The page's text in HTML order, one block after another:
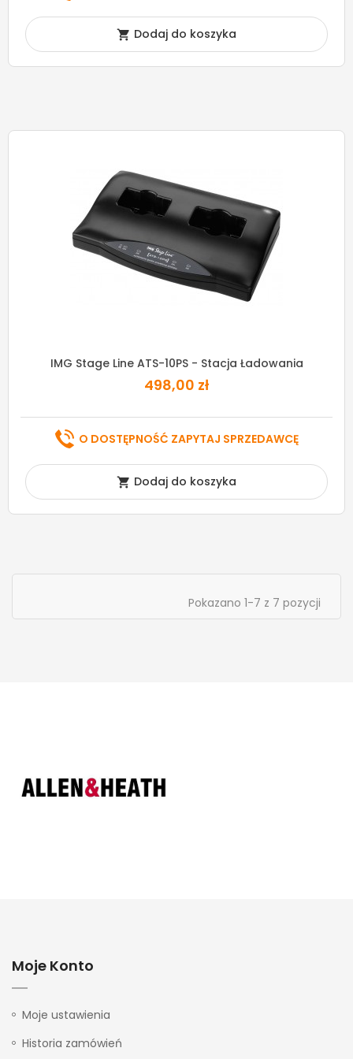
 Dodaj do koszyka
IMG Stage Line ATS-10PS - Stacja Ładowania
498,00 zł
O DOSTĘPNOŚĆ ZAPYTAJ SPRZEDAWCĘ
 Dodaj do koszyka
Pokazano 1-7 z 7 pozycji
Moje Konto
Moje ustawienia
Historia zamówień